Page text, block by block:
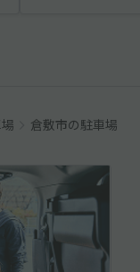
倉敷市の駐車場